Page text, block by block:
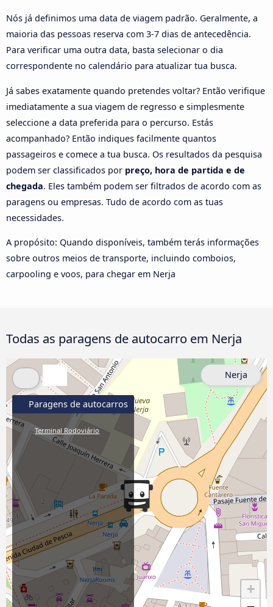
Nós já definimos uma data de viagem padrão. Geralmente, a
maioria das pessoas reserva com 3-7 dias de antecedência.
Para verificar uma outra data, basta selecionar o dia
correspondente no calendário para atualizar tua busca.
Já sabes exatamente quando pretendes voltar? Então verifique
imediatamente a sua viagem de regresso e simplesmente
seleccione a data preferida para o percurso. Estás
acompanhado? Então indiques facilmente quantos
passageiros e comece a tua busca. Os resultados da pesquisa
podem ser classificados por preço, hora de partida e de
chegada. Eles também podem ser filtrados de acordo com as
paragens ou empresas. Tudo de acordo com as tuas
necessidades.
A propósito: Quando disponíveis, também terás informações
sobre outros meios de transporte, incluindo comboios,
carpooling e voos, para chegar em Nerja
Todas as paragens de autocarro em Nerja
+
Paragens de autocarros
Terminal Rodoviário
Nerja